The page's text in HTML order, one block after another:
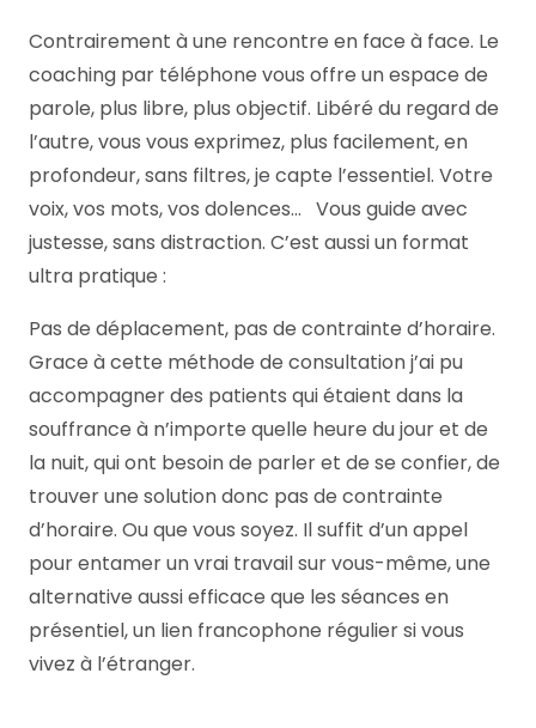
Contrairement à une rencontre en face à face. Le
coaching par téléphone vous offre un espace de
parole, plus libre, plus objectif. Libéré du regard de
l’autre, vous vous exprimez, plus facilement, en
profondeur, sans filtres, je capte l’essentiel. Votre
voix, vos mots, vos dolences… Vous guide avec
justesse, sans distraction. C’est aussi un format
ultra pratique :
Pas de déplacement, pas de contrainte d’horaire.
Grace à cette méthode de consultation j’ai pu
accompagner des patients qui étaient dans la
souffrance à n’importe quelle heure du jour et de
la nuit, qui ont besoin de parler et de se confier, de
trouver une solution donc pas de contrainte
d’horaire. Ou que vous soyez. Il suffit d’un appel
pour entamer un vrai travail sur vous-même, une
alternative aussi efficace que les séances en
présentiel, un lien francophone régulier si vous
vivez à l’étranger.